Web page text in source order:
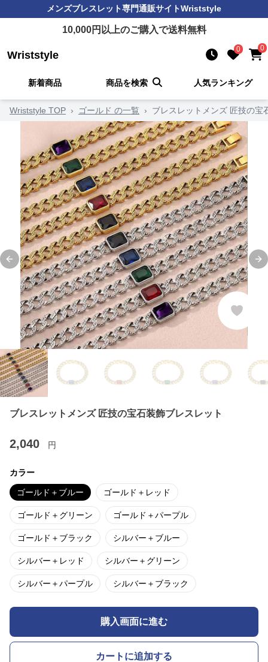
メンズブレスレット専門通販サイトWriststyle
10,000円以上のご購入で送料無料
Wriststyle 0 0
新着商品 商品を検索 人気ランキング
Wriststyle TOP › ゴールド の一覧 › ブレスレットメンズ 匠技の宝
Previous slide
ブレスレットメンズ 匠技の宝石装飾ブレスレット
2,040 円
カラー
ゴールド＋ブルー ゴールド＋レッド
ゴールド＋グリーン ゴールド＋パープル
ゴールド＋ブラック シルバー＋ブルー
シルバー＋レッド シルバー＋グリーン
シルバー＋パープル シルバー＋ブラック
購入画面に進む
カートに追加する